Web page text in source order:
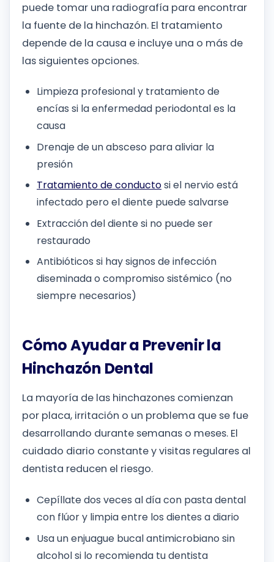
puede tomar una radiografía para encontrar
la fuente de la hinchazón. El tratamiento
depende de la causa e incluye una o más de
las siguientes opciones.
Limpieza profesional y tratamiento de
encías si la enfermedad periodontal es la
causa
Drenaje de un absceso para aliviar la
presión
Tratamiento de conductosi el nervio está
infectado pero el diente puede salvarse
Extracción del diente si no puede ser
restaurado
Antibióticos si hay signos de infección
diseminada o compromiso sistémico (no
siempre necesarios)
Cómo Ayudar a Prevenir la
Hinchazón Dental
La mayoría de las hinchazones comienzan
por placa, irritación o un problema que se fue
desarrollando durante semanas o meses. El
cuidado diario constante y visitas regulares al
dentista reducen el riesgo.
Cepíllate dos veces al día con pasta dental
con flúor y limpia entre los dientes a diario
Usa un enjuague bucal antimicrobiano sin
alcohol si lo recomienda tu dentista